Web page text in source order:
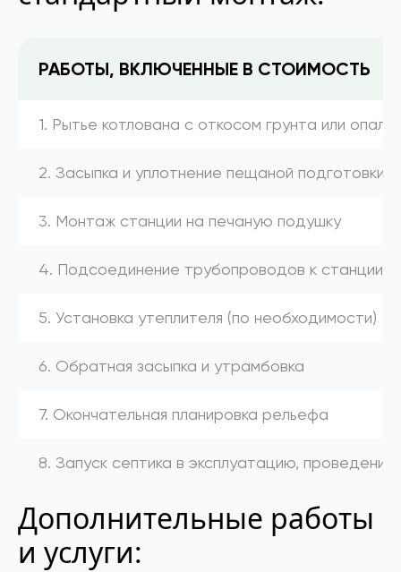
РАБОТЫ, ВКЛЮЧЕННЫЕ В СТОИМОСТЬ
1. Рытье котлована с откосом грунта или
2. Засыпка и уплотнение пещаной подготовки
3. Монтаж станции на печаную подушку
4. Подсоединение трубопроводов к станции
5. Установка утеплителя (по необходимости)
6. Обратная засыпка и утрамбовка
7. Окончательная планировка рельефа
8. Запуск септика в эксплуатацию,
Дополнительные работы
и услуги: